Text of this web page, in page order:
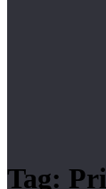
Tag: